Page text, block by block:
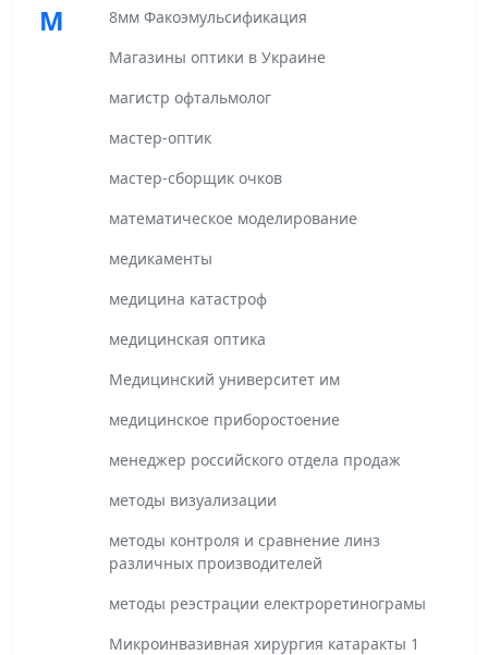
М
8мм Факоэмульсификация
Магазины оптики в Украине
магистр офтальмолог
мастер-оптик
мастер-сборщик очков
математическое моделирование
медикаменты
медицина катастроф
медицинская оптика
Медицинский университет им
медицинское приборостоение
менеджер российского отдела продаж
методы визуализации
методы контроля и сравнение линз
различных производителей
методы реэстрации електроретинограмы
Микроинвазивная хирургия катаракты 1